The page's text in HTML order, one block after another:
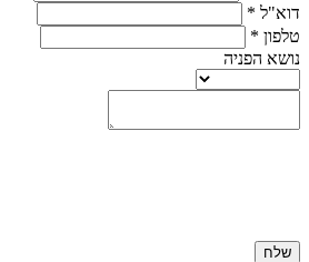
דוא"ל *
טלפון *
נושא הפניה
שלח